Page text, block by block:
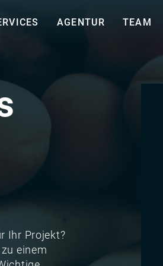
AGENTUR TEAM
Ihr Projekt?
einem